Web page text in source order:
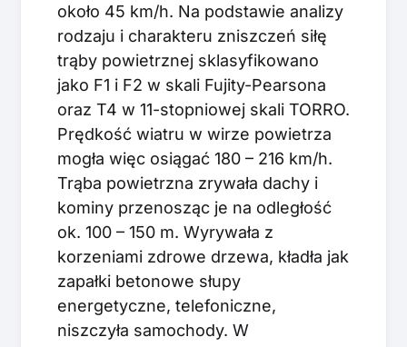
około 45 km/h. Na podstawie analizy
rodzaju i charakteru zniszczeń siłę
trąby powietrznej sklasyfikowano
jako F1 i F2 w skali Fujity-Pearsona
oraz T4 w 11-stopniowej skali TORRO.
Prędkość wiatru w wirze powietrza
mogła więc osiągać 180 – 216 km/h.
Trąba powietrzna zrywała dachy i
kominy przenosząc je na odległość
ok. 100 – 150 m. Wyrywała z
korzeniami zdrowe drzewa, kładła jak
zapałki betonowe słupy
energetyczne, telefoniczne,
niszczyła samochody. W